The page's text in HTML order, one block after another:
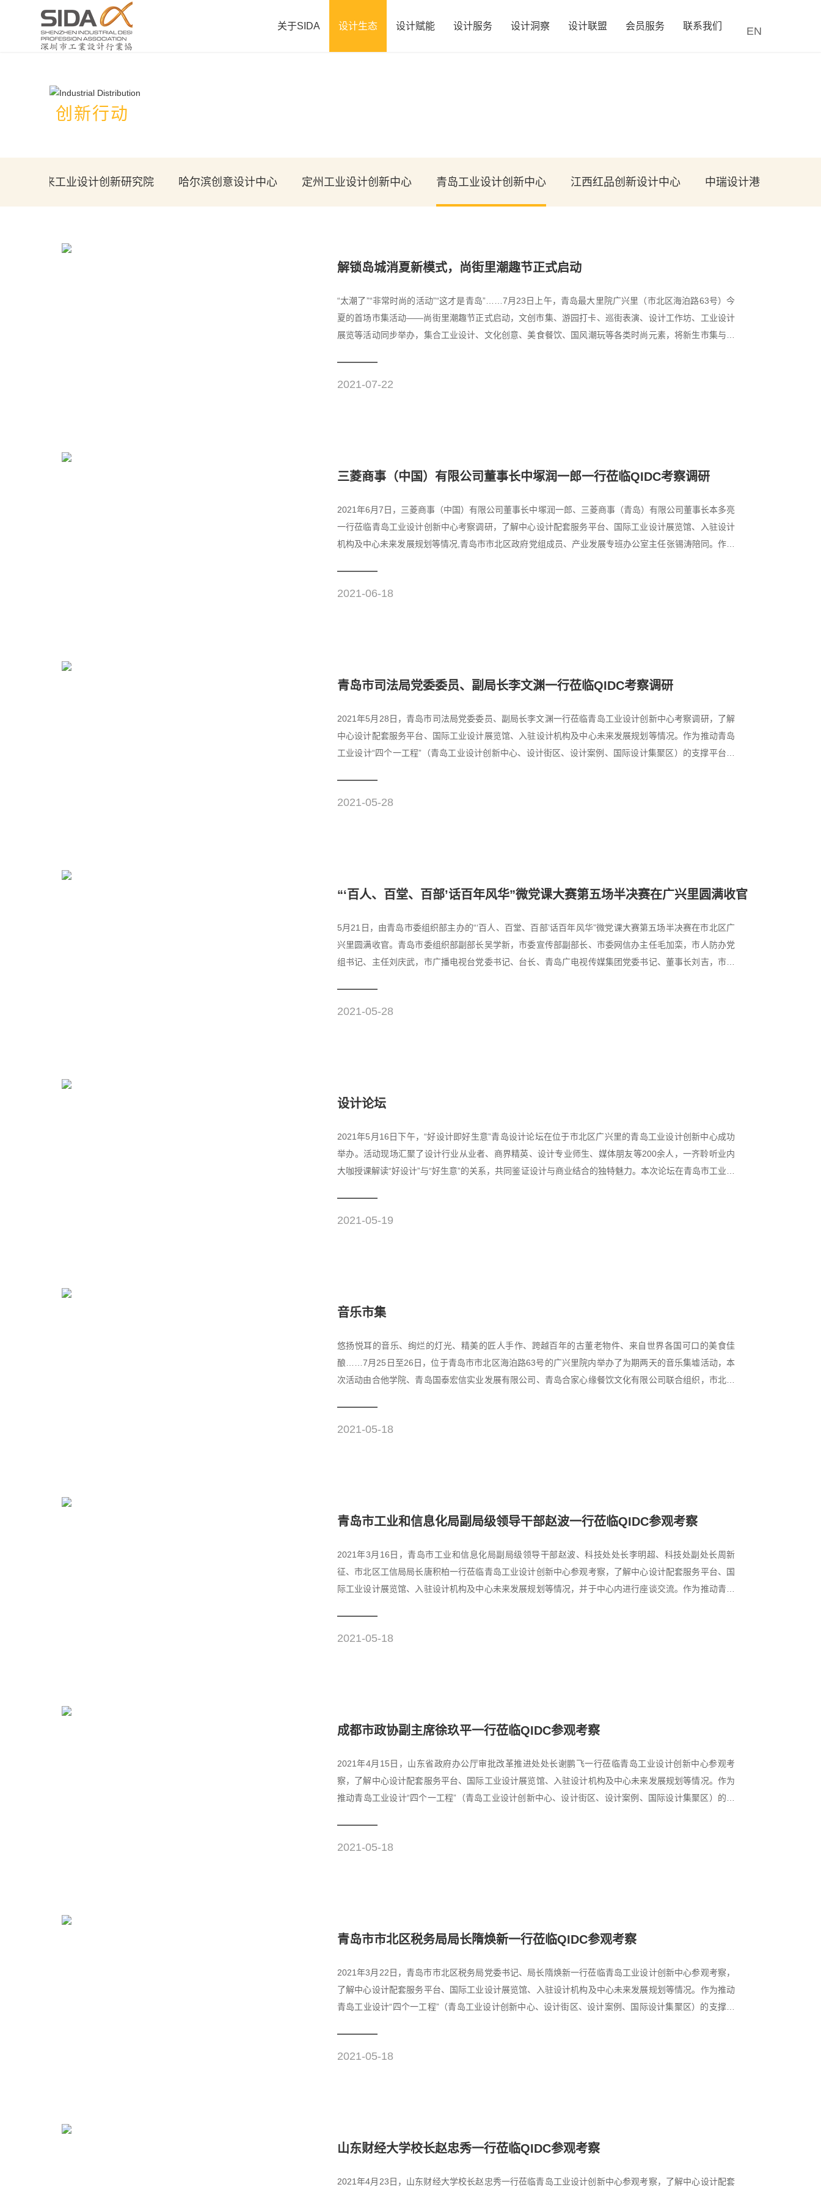
关于SIDA 设计生态 设计赋能 设计服务 设计洞察 设计联盟 会员服务 联系我们 EN
创新行动
新区未来工业设计创新研究院 哈尔滨创意设计中心 定州工业设计创新中心 青岛工业设计创新中心 江西红品创新设计中心 中瑞设计港
解锁岛城消夏新模式，尚街里潮趣节正式启动
“太潮了”“非常时尚的活动”“这才是青岛”……7月23日上午，青岛最大里院广兴里（市北区海泊路63号）今
夏的首场市集活动——尚街里潮趣节正式启动，文创市集、游园打卡、巡街表演、设计工作坊、工业设计
展览等活动同步举办，集合工业设计、文化创意、美食餐饮、国风潮玩等各类时尚元素，将新生市集与里
2021-07-22
三菱商事（中国）有限公司董事长中塚润一郎一行莅临QIDC考察调研
2021年6月7日，三菱商事（中国）有限公司董事长中塚润一郎、三菱商事（青岛）有限公司董事长本多亮
一行莅临青岛工业设计创新中心考察调研，了解中心设计配套服务平台、国际工业设计展览馆、入驻设计
机构及中心未来发展规划等情况,青岛市市北区政府党组成员、产业发展专班办公室主任张锡涛陪同。作为
2021-06-18
青岛市司法局党委委员、副局长李文渊一行莅临QIDC考察调研
2021年5月28日，青岛市司法局党委委员、副局长李文渊一行莅临青岛工业设计创新中心考察调研，了解
中心设计配套服务平台、国际工业设计展览馆、入驻设计机构及中心未来发展规划等情况。作为推动青岛
工业设计“四个一工程”（青岛工业设计创新中心、设计街区、设计案例、国际设计集聚区）的支撑平台，
2021-05-28
“‘百人、百堂、百部’话百年风华”微党课大赛第五场半决赛在广兴里圆满收官
5月21日，由青岛市委组织部主办的“‘百人、百堂、百部’话百年风华”微党课大赛第五场半决赛在市北区广
兴里圆满收官。青岛市委组织部副部长吴学新，市委宣传部副部长、市委网信办主任毛加栾，市人防办党
组书记、主任刘庆武，市广播电视台党委书记、台长、青岛广电视传媒集团党委书记、董事长刘吉，市北
2021-05-28
设计论坛
2021年5月16日下午，“好设计即好生意”青岛设计论坛在位于市北区广兴里的青岛工业设计创新中心成功
举办。活动现场汇聚了设计行业从业者、商界精英、设计专业师生、媒体朋友等200余人，一齐聆听业内
大咖授课解读“好设计”与“好生意”的关系，共同鉴证设计与商业结合的独特魅力。本次论坛在青岛市工业和
2021-05-19
音乐市集
悠扬悦耳的音乐、绚烂的灯光、精美的匠人手作、跨越百年的古董老物件、来自世界各国可口的美食佳
酿……7月25日至26日，位于青岛市市北区海泊路63号的广兴里院内举办了为期两天的音乐集墟活动，本
次活动由合他学院、青岛国泰宏信实业发展有限公司、青岛合家心缘餐饮文化有限公司联合组织，市北建
2021-05-18
青岛市工业和信息化局副局级领导干部赵波一行莅临QIDC参观考察
2021年3月16日，青岛市工业和信息化局副局级领导干部赵波、科技处处长李明超、科技处副处长周新
征、市北区工信局局长唐积柏一行莅临青岛工业设计创新中心参观考察，了解中心设计配套服务平台、国
际工业设计展览馆、入驻设计机构及中心未来发展规划等情况，并于中心内进行座谈交流。作为推动青岛
2021-05-18
成都市政协副主席徐玖平一行莅临QIDC参观考察
2021年4月15日，山东省政府办公厅审批改革推进处处长谢鹏飞一行莅临青岛工业设计创新中心参观考
察，了解中心设计配套服务平台、国际工业设计展览馆、入驻设计机构及中心未来发展规划等情况。作为
推动青岛工业设计“四个一工程”（青岛工业设计创新中心、设计街区、设计案例、国际设计集聚区）的支
2021-05-18
青岛市市北区税务局局长隋焕新一行莅临QIDC参观考察
2021年3月22日，青岛市市北区税务局党委书记、局长隋焕新一行莅临青岛工业设计创新中心参观考察，
了解中心设计配套服务平台、国际工业设计展览馆、入驻设计机构及中心未来发展规划等情况。作为推动
青岛工业设计“四个一工程”（青岛工业设计创新中心、设计街区、设计案例、国际设计集聚区）的支撑平
2021-05-18
山东财经大学校长赵忠秀一行莅临QIDC参观考察
2021年4月23日，山东财经大学校长赵忠秀一行莅临青岛工业设计创新中心参观考察，了解中心设计配套